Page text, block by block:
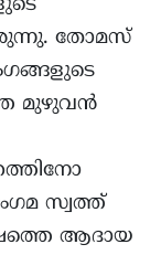
തോമസ്
മുഴുവൻ
സ്വത്ത്
ആദായ